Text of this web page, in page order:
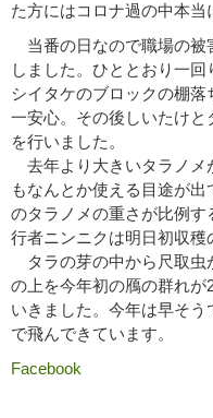
た方にはコロナ過の中本当
当番の日なので職場の被
しました。ひととおり一回
シイタケのブロックの棚落
一安心。その後しいたけ
を行いました。
去年より大きいタラノメ
もなんとか使える目途が
のタラノメの重さが比例す
行者ニンニクは明日初収穫
タラの芽の中から尺取虫
の上を今年初の鴈の群れが
いきました。今年は早そ
で飛んできています。
Facebook